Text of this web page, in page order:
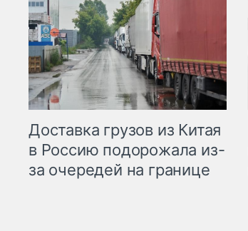
Доставка грузов из Китая
в Россию подорожала из-
за очередей на границе